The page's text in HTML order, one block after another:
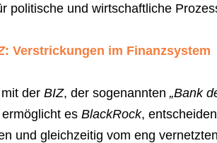
politische und wirtschaftliche
: Verstrickungen im Finanzsystem
der BIZ, der sogenannten „Bank
es BlackRock,
und gleichzeitig vom eng